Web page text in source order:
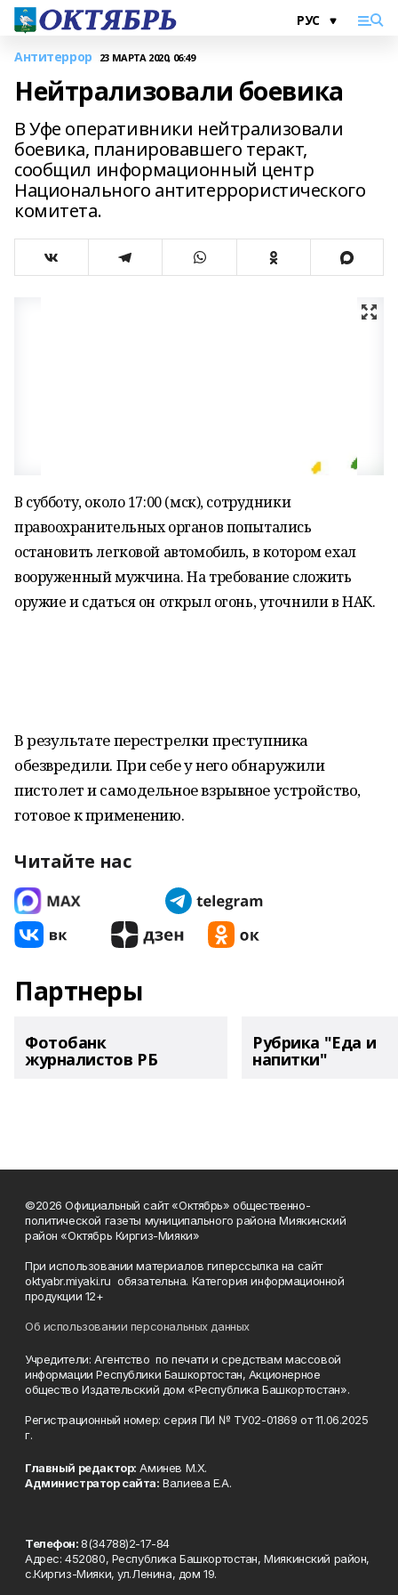
Антитеррор 23 МАРТА 2020, 06:49
Нейтрализовали боевика
В Уфе оперативники нейтрализовали
боевика, планировавшего теракт,
сообщил информационный центр
Национального антитеррористического
комитета.
В субботу, около 17:00 (мск), сотрудники
правоохранительных органов попытались
остановить легковой автомобиль, в котором ехал
вооруженный мужчина. На требование сложить
оружие и сдаться он открыл огонь, уточнили в НАК.
В результате перестрелки преступника
обезвредили. При себе у него обнаружили
пистолет и самодельное взрывное устройство,
готовое к применению.
Читайте нас
Партнеры
Фотобанк
журналистов РБ
Рубрика "Еда и
напитки"
©2026 Официальный сайт «Октябрь» общественно-
политической газеты муниципального района Миякинский
район «Октябрь Киргиз-Мияки»
При использовании материалов гиперссылка на сайт
oktyabr.miyaki.ru обязательна. Категория информационной
продукции 12+
Об использовании персональных данных
Учредители: Агентство по печати и средствам массовой
информации Республики Башкортостан, Акционерное
общество Издательский дом «Республика Башкортостан».
Регистрационный номер: серия ПИ № ТУ02-01869 от 11.06.2025
г.
Главный редактор: Аминев М.Х.
Администратор сайта: Валиева Е.А.
Телефон:8(34788)2-17-84
Адрес: 452080, Республика Башкортостан, Миякинский район,
с.Киргиз-Мияки, ул.Ленина, дом 19.